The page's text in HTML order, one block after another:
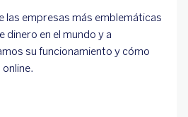
las empresas más emblemáticas
dinero en el mundo y a
su funcionamiento y cómo